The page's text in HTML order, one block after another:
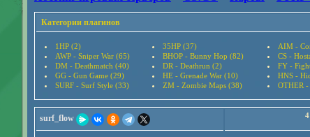
Категории плагинов
1HP (2) 35HP (37) AIM -
AWP - Sniper War (65)
BHOP - Bunny Hop (82) CS -
DM - Deathmatch (40)
DR - Deathrun (2) FY -
GG - Gun Game (29)
HE - Grenade War (10) HNS -
SURF - Surf Style (33)
ZM - Zombie Maps (38) OTHER -
surf_flow 4